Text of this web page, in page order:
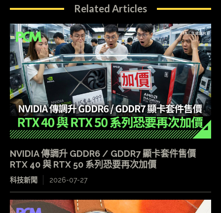
Related Articles
NVIDIA 傳調升 GDDR6 / GDDR7 顯卡套件售價
RTX 40 與 RTX 50 系列恐要再次加價
科技新聞 2026-07-27